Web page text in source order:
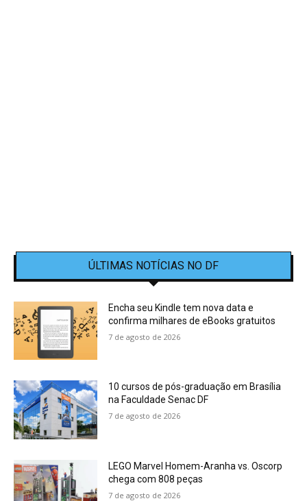
ÚLTIMAS NOTÍCIAS NO DF
Encha seu Kindle tem nova data e
confirma milhares de eBooks gratuitos
7 de agosto de 2026
10 cursos de pós-graduação em Brasília
na Faculdade Senac DF
7 de agosto de 2026
LEGO Marvel Homem-Aranha vs. Oscorp
chega com 808 peças
7 de agosto de 2026